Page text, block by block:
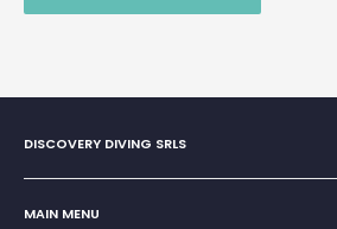
DISCOVERY DIVING SRLS
Sole Proprietorship of Giovanni Chiera
San Teodoro, Marina di Puntaldia 07052
MAIN MENU